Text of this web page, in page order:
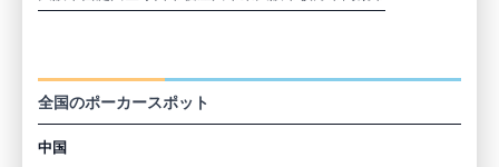
全国のポーカースポット
中国